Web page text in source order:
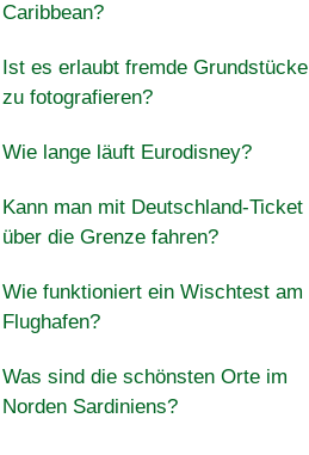
Caribbean?
Ist es erlaubt fremde Grundstücke
zu fotografieren?
Wie lange läuft Eurodisney?
Kann man mit Deutschland-Ticket
über die Grenze fahren?
Wie funktioniert ein Wischtest am
Flughafen?
Was sind die schönsten Orte im
Norden Sardiniens?